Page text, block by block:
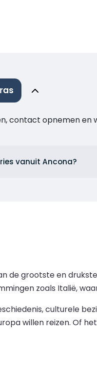
contact opnemen en
vanuit Ancona?
de grootste en
zoals Italië,
culturele
willen reizen. Of